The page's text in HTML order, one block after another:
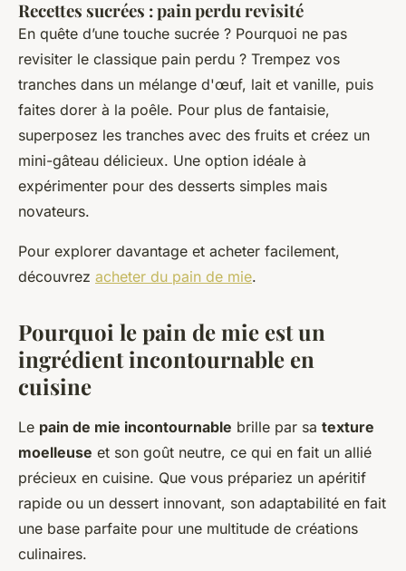
Recettes sucrées : pain perdu revisité
En quête d’une touche sucrée ? Pourquoi ne pas
revisiter le classique pain perdu ? Trempez vos
tranches dans un mélange d'œuf, lait et vanille, puis
faites dorer à la poêle. Pour plus de fantaisie,
superposez les tranches avec des fruits et créez un
mini-gâteau délicieux. Une option idéale à
expérimenter pour des desserts simples mais
novateurs.
Pour explorer davantage et acheter facilement,
découvrez acheter du pain de mie.
Pourquoi le pain de mie est un
ingrédient incontournable en
cuisine
Le pain de mie incontournable brille par sa texture
moelleuse et son goût neutre, ce qui en fait un allié
précieux en cuisine. Que vous prépariez un apéritif
rapide ou un dessert innovant, son adaptabilité en fait
une base parfaite pour une multitude de créations
culinaires.